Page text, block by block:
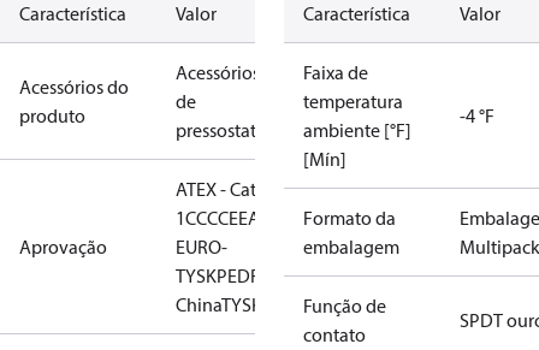
Característica Valor
Acessórios do
produto
Acessórios
de
pressostatos
Aprovação
ATEX - Cat. 2 - Zone
1CCCCEEAC
LLC CDC
EURO-
TYSKPEDRMRSRoHSRoHS
ChinaTYSK
Característica Valor
Faixa de
temperatura
ambiente [°F]
[Mín]
-4 °F
Formato da
embalagem
Multipack
Função de
contato
SPDT